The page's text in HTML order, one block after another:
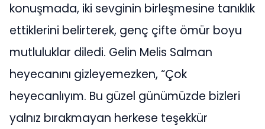
konuşmada, iki sevginin birleşmesine tanıklık
ettiklerini belirterek, genç çifte ömür boyu
mutluluklar diledi. Gelin Melis Salman
heyecanını gizleyemezken, “Çok
heyecanlıyım. Bu güzel günümüzde bizleri
yalnız bırakmayan herkese teşekkür